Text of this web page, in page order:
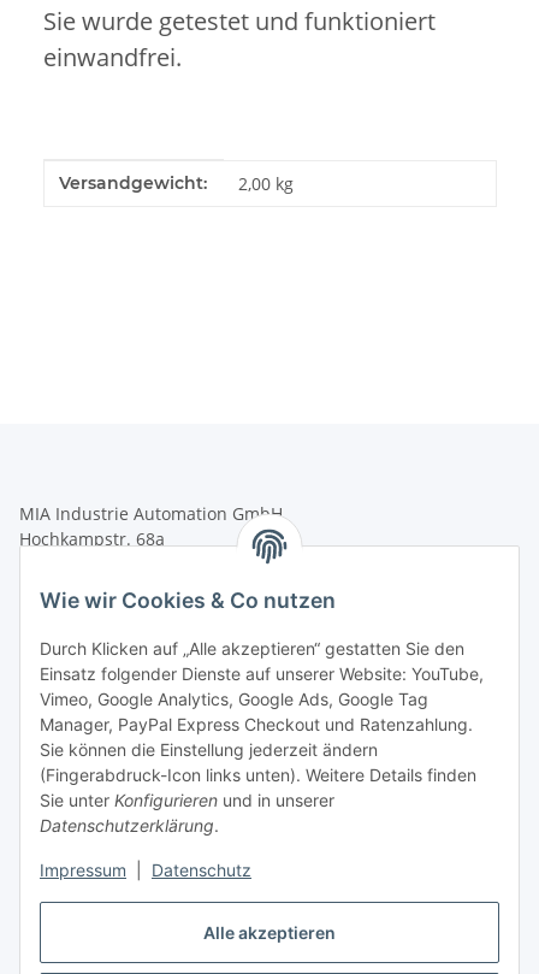
Alle akzeptieren
Wie wir Cookies & Co nutzen
Durch Klicken auf „Alle akzeptieren“ gestatten Sie den
Einsatz folgender Dienste auf unserer Website: YouTube,
Vimeo, Google Analytics, Google Ads, Google Tag
Manager, PayPal Express Checkout und Ratenzahlung.
Sie können die Einstellung jederzeit ändern
(Fingerabdruck-Icon links unten). Weitere Details finden
Sie unter Konfigurieren und in unserer
Datenschutzerklärung.
Impressum Datenschutz
Sie wurde getestet und funktioniert
einwandfrei.
Produkteigenschaft
Wert
Versandgewicht: 2,00 kg
MIA Industrie Automation GmbH
Hochkampstr. 68a
Tel.: +49 (0)209 58900406
shop@mia-automation.de
Gesetzliche Informationen
Informationen